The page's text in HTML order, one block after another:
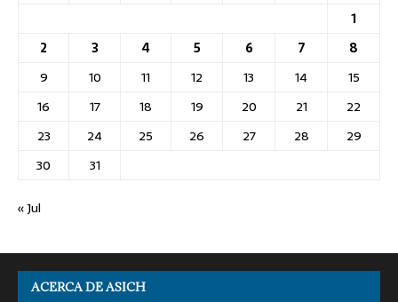
1
2
3 4 5 6 7
8
9
10 11 12 13 14
15
16
17 18 19 20 21
22
23
24 25 26 27 28
29
30
31
« Jul
ACERCA DE ASICH